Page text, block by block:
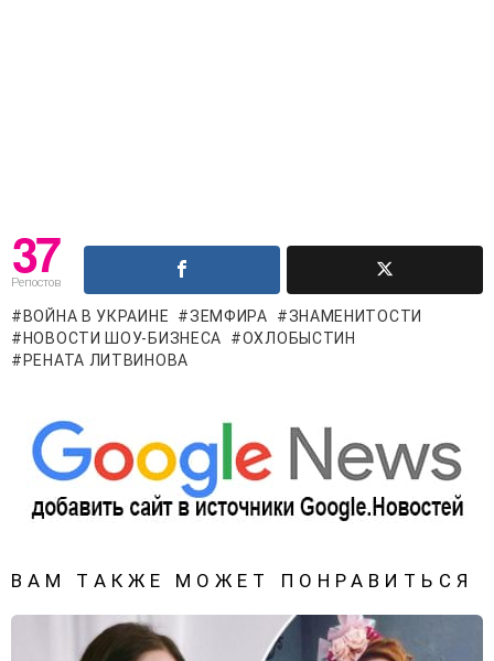
37
Репостов
ВОЙНА В УКРАИНЕ ЗЕМФИРА
ЗНАМЕНИТОСТИ
НОВОСТИ ШОУ-БИЗНЕСА
ОХЛОБЫСТИН
РЕНАТА ЛИТВИНОВА
ВАМ ТАКЖЕ МОЖЕТ ПОНРАВИТЬСЯ